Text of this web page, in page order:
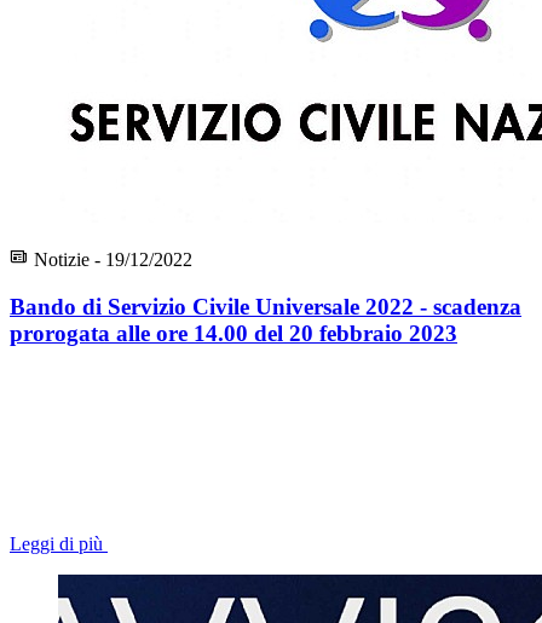
Notizie - 19/12/2022
Bando di Servizio Civile Universale 2022 - scadenza
prorogata alle ore 14.00 del 20 febbraio 2023
Leggi di più